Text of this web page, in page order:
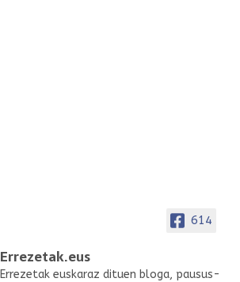
614
Errezetak.eus
Errezetak euskaraz dituen bloga, pausus-